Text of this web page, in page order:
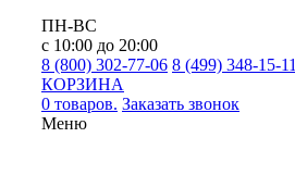
ПН-ВС
с 10:00 до 20:00
8 (800) 302-77-06 8 (499) 348-15-11
КОРЗИНА
0 товаров. Заказать звонок
Меню